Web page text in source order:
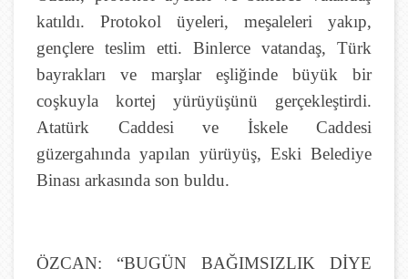
katıldı. Protokol üyeleri, meşaleleri yakıp,
gençlere teslim etti. Binlerce vatandaş, Türk
bayrakları ve marşlar eşliğinde büyük bir
coşkuyla kortej yürüyüşünü gerçekleştirdi.
Atatürk Caddesi ve İskele Caddesi
güzergahında yapılan yürüyüş, Eski Belediye
Binası arkasında son buldu.
ÖZCAN: “BUGÜN BAĞIMSIZLIK DİYE